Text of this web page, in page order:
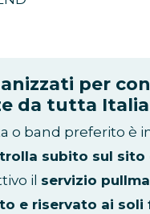
per
da tutta Italia
o band preferito è
subito sul sito
il servizio
e riservato ai soli